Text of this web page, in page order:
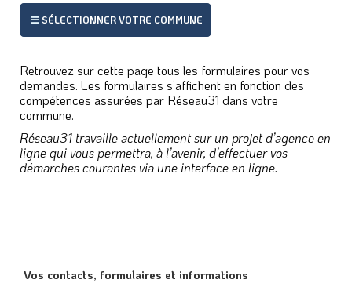
SÉLECTIONNER VOTRE COMMUNE
Retrouvez sur cette page tous les formulaires pour vos
demandes. Les formulaires s’affichent en fonction des
compétences assurées par Réseau31 dans votre
commune.
Réseau31 travaille actuellement sur un projet d’agence en
ligne qui vous permettra, à l’avenir, d’effectuer vos
démarches courantes via une interface en ligne.
Vos contacts, formulaires et informations